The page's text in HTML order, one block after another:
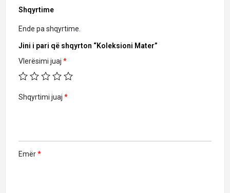
Shqyrtime
Ende pa shqyrtime.
Jini i pari që shqyrton “Koleksioni Mater”
Vlerësimi juaj *
Shqyrtimi juaj *
Emër*